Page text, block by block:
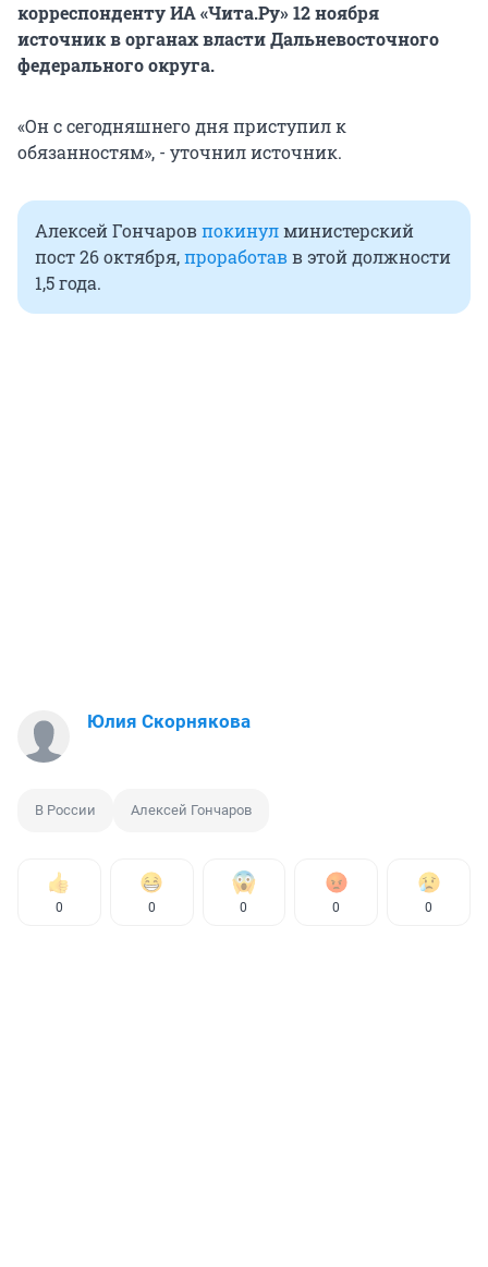
корреспонденту ИА «Чита.Ру» 12 ноября
источник в органах власти Дальневосточного
федерального округа.
«Он с сегодняшнего дня приступил к
обязанностям», - уточнил источник.
Алексей Гончаровпокинулминистерский
пост 26 октября,проработавв этой должности
1,5 года.
Юлия Скорнякова
В России Алексей Гончаров
0 0 0 0 0